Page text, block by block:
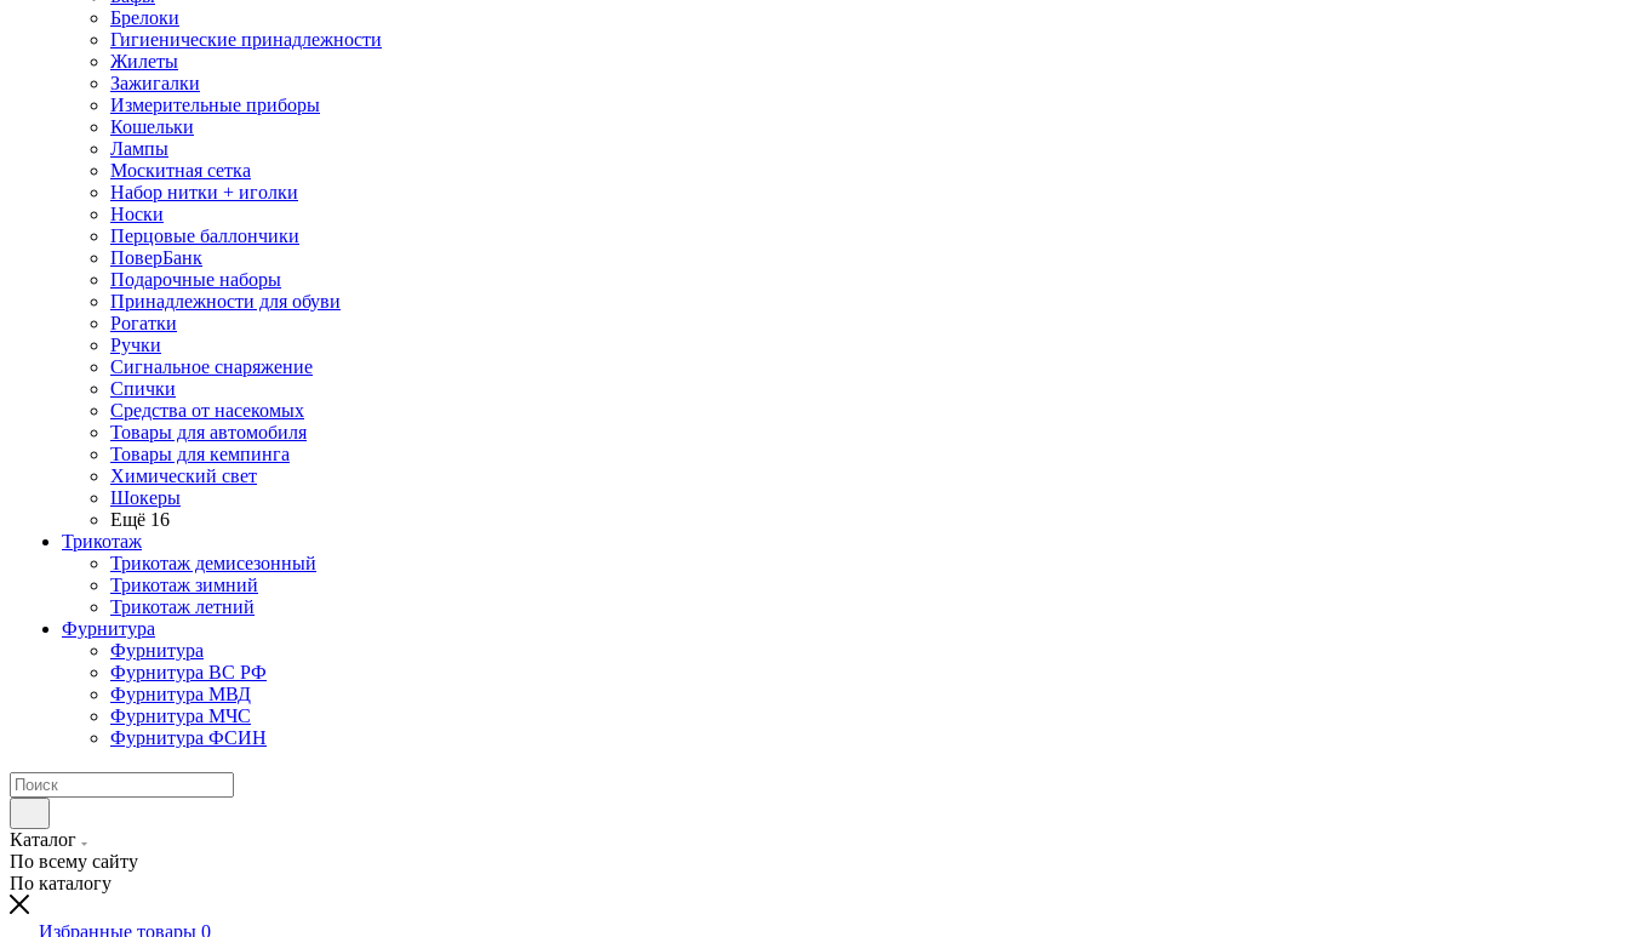
Брелоки
Гигиенические принадлежности
Жилеты
Зажигалки
Измерительные приборы
Кошельки
Лампы
Москитная сетка
Набор нитки + иголки
Носки
Перцовые баллончики
ПоверБанк
Подарочные наборы
Принадлежности для обуви
Рогатки
Ручки
Сигнальное снаряжение
Спички
Средства от насекомых
Товары для автомобиля
Товары для кемпинга
Химический свет
Шокеры
Ещё 16
Трикотаж
Трикотаж демисезонный
Трикотаж зимний
Трикотаж летний
Фурнитура
Фурнитура
Фурнитура ВС РФ
Фурнитура МВД
Фурнитура МЧС
Фурнитура ФСИН
Каталог
По всему сайту
По каталогу
Избранные товары 0